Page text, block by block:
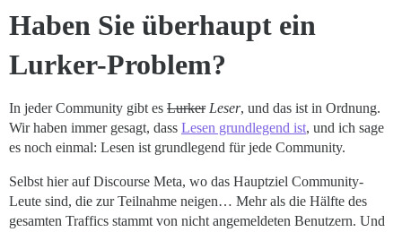
Haben Sie überhaupt ein
Lurker-Problem?
In jeder Community gibt es Lurker Leser, und das ist in Ordnung.
Wir haben immer gesagt, dass Lesen grundlegend ist, und ich sage
es noch einmal: Lesen ist grundlegend für jede Community.
Selbst hier auf Discourse Meta, wo das Hauptziel Community-
Leute sind, die zur Teilnahme neigen… Mehr als die Hälfte des
gesamten Traffics stammt von nicht angemeldeten Benutzern. Und